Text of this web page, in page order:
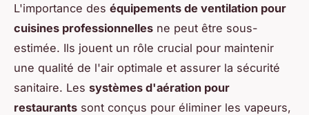
L'importance des équipements de ventilation pour
cuisines professionnelles ne peut être sous-
estimée. Ils jouent un rôle crucial pour maintenir
une qualité de l'air optimale et assurer la sécurité
sanitaire. Les systèmes d'aération pour
restaurants sont conçus pour éliminer les vapeurs,